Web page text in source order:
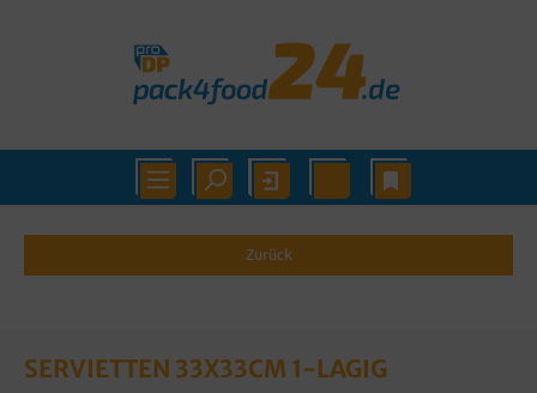
Zurück
SERVIETTEN 33X33CM 1-LAGIG